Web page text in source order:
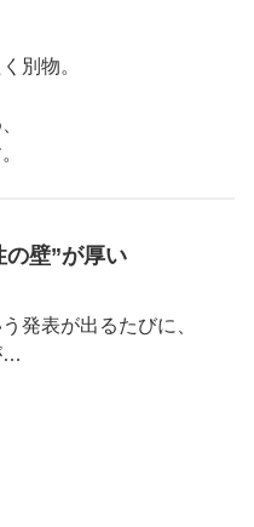
別物。
壁”が厚い
発表が出るたびに、
…